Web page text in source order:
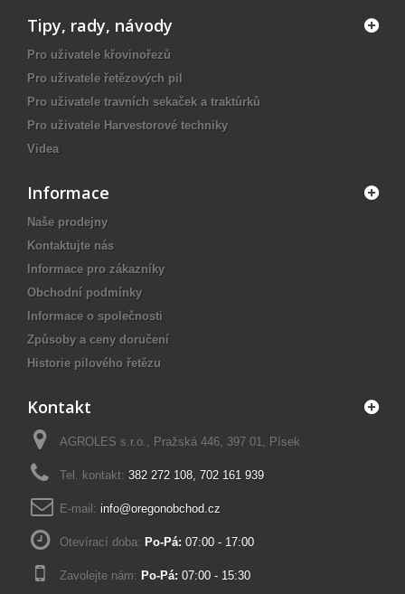
Tipy, rady, návody
Pro uživatele křovinořezů
Pro uživatele řetězových pil
Pro uživatele travních sekaček a traktůrků
Pro uživatele Harvestorové techniky
Videa
Informace
Naše prodejny
Kontaktujte nás
Informace pro zákazníky
Obchodní podmínky
Informace o společnosti
Způsoby a ceny doručení
Historie pilového řetězu
Kontakt
AGROLES s.r.o., Pražská 446, 397 01, Písek
Tel. kontakt: 382 272 108, 702 161 939
E-mail: info@oregonobchod.cz
Otevírací doba: Po-Pá: 07:00 - 17:00
Zavolejte nám: Po-Pá: 07:00 - 15:30